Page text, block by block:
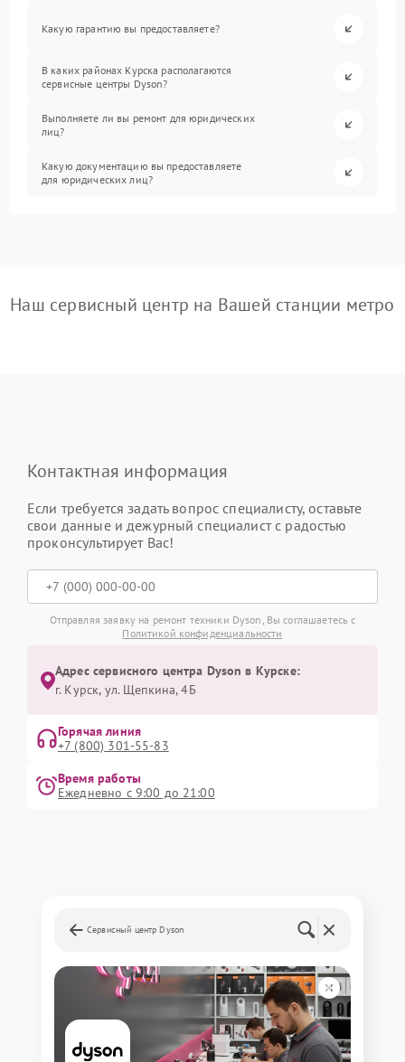
Какую гарантию вы предоставляете?
В каких районах Курска располагаются
сервисные центры Dyson?
Выполняете ли вы ремонт для юридических
лиц?
Какую документацию вы предоставляете
для юридических лиц?
Наш сервисный центр на Вашей станции метро
Контактная информация
Если требуется задать вопрос специалисту, оставьте
свои данные и дежурный специалист с радостью
проконсультирует Вас!
Отправляя заявку на ремонт техники Dyson, Вы соглашаетесь с
Политикой конфиденциальности
Адрес сервисного центра Dyson в Курске:
г. Курск, ул. Щепкина, 4Б
Горячая линия
+7 (800) 301-55-83
Время работы
Ежедневно с 9:00 до 21:00
Сервисный центр Dyson